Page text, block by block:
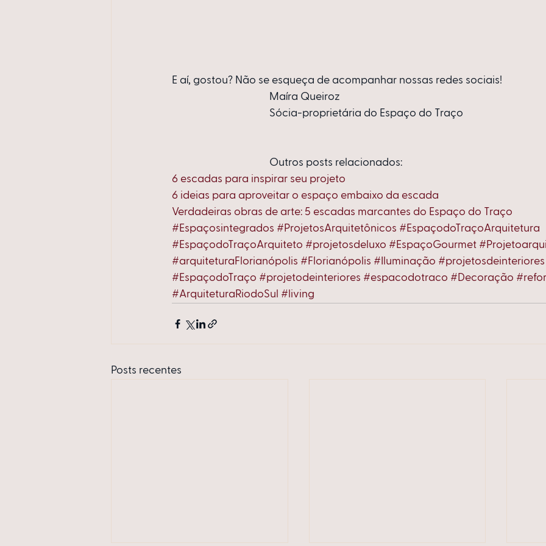
E aí, gostou? Não se esqueça de acompanhar nossas redes sociais!
Maíra Queiroz
Sócia-proprietária do Espaço do Traço
Outros posts relacionados:
6 escadas para inspirar seu projeto
6 ideias para aproveitar o espaço embaixo da escada
Verdadeiras obras de arte: 5 escadas marcantes do Espaço do Traço
#Espaçosintegrados #ProjetosArquitetônicos #EspaçodoTraçoArquitetura
#EspaçodoTraçoArquiteto #projetosdeluxo #EspaçoGourmet
#arquiteturaFlorianópolis #Florianópolis #Iluminação #projetosdeinteriores
#EspaçodoTraço #projetodeinteriores #espacodotraco #Decoração
#ArquiteturaRiodoSul #living
Posts recentes